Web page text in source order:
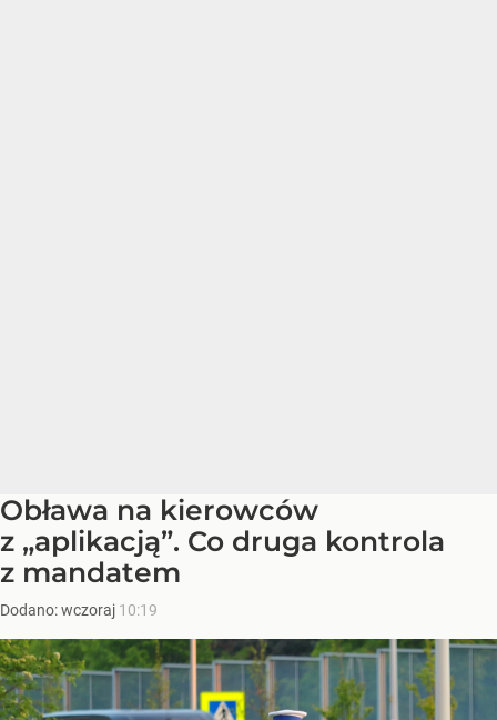
Obława na kierowców
z „aplikacją”. Co druga kontrola
z mandatem
Dodano:wczoraj 10:19